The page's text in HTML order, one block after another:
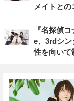
メイトとの
『名探偵
e、3rdシン
性を向いて